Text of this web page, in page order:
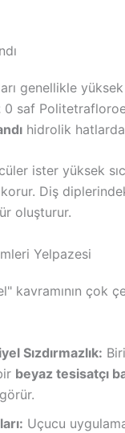
genellikle
0 saf
hidrolik hatlarda
ister yüksek
Diş
oluşturur.
Yelpazesi
kavramının çok
Sızdırmazlık:
beyaz tesisatçı
Uçucu